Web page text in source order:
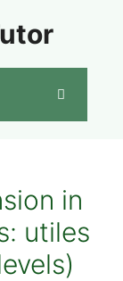
in
utiles